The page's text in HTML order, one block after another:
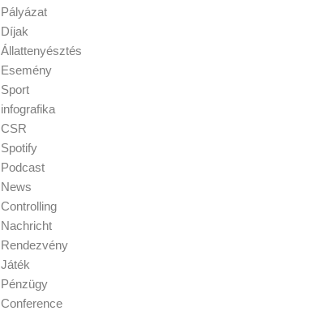
Pályázat
Díjak
Állattenyésztés
Esemény
Sport
infografika
CSR
Spotify
Podcast
News
Controlling
Nachricht
Rendezvény
Játék
Pénzügy
Conference